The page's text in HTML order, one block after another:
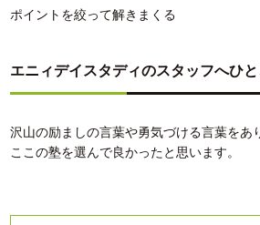
ポイントを絞って解きまくる
エニィデイスタディのスタッフへひと
沢山の励ましの言葉や勇気づける言葉をあ
ここの塾を選んで良かったと思います。